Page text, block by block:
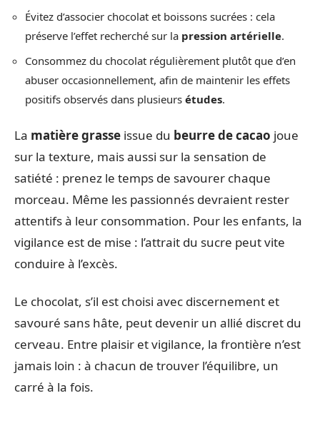
Évitez d’associer chocolat et boissons sucrées : cela
préserve l’effet recherché sur la pression artérielle.
Consommez du chocolat régulièrement plutôt que d’en
abuser occasionnellement, afin de maintenir les effets
positifs observés dans plusieurs études.
La matière grasse issue du beurre de cacao joue
sur la texture, mais aussi sur la sensation de
satiété : prenez le temps de savourer chaque
morceau. Même les passionnés devraient rester
attentifs à leur consommation. Pour les enfants, la
vigilance est de mise : l’attrait du sucre peut vite
conduire à l’excès.
Le chocolat, s’il est choisi avec discernement et
savouré sans hâte, peut devenir un allié discret du
cerveau. Entre plaisir et vigilance, la frontière n’est
jamais loin : à chacun de trouver l’équilibre, un
carré à la fois.